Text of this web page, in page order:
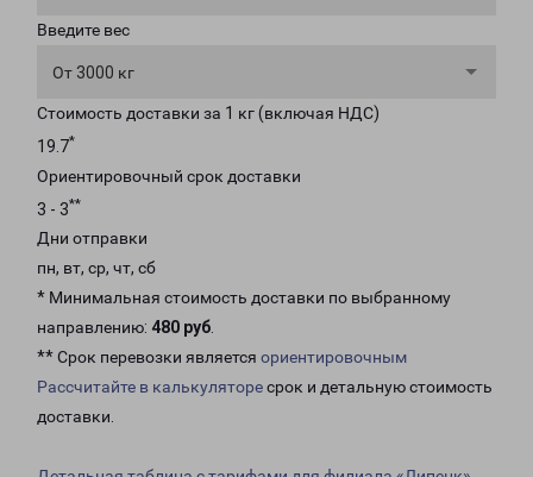
Введите вес
От 3000 кг
Стоимость доставки за 1 кг (включая НДС)
19.7*
Ориентировочный срок доставки
3 - 3**
Дни отправки
пн, вт, ср, чт, сб
* Минимальная стоимость доставки по выбранному
направлению: 480 руб.
** Срок перевозки является ориентировочным
Рассчитайте в калькуляторесрок и детальную стоимость
доставки.